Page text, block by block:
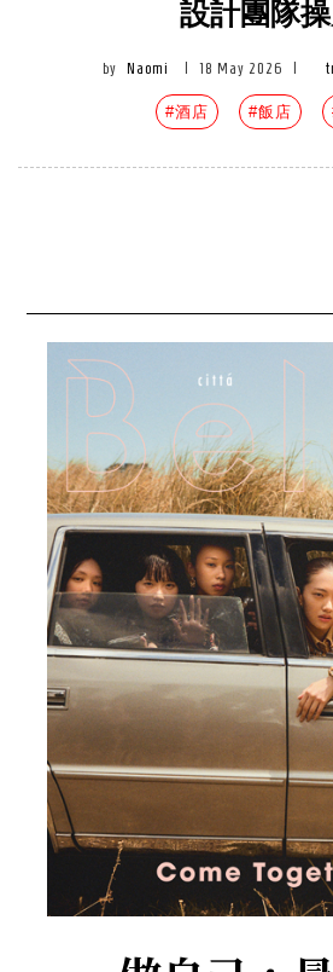
設計團隊
by Naomi 18 May 2026
#酒店 #飯店